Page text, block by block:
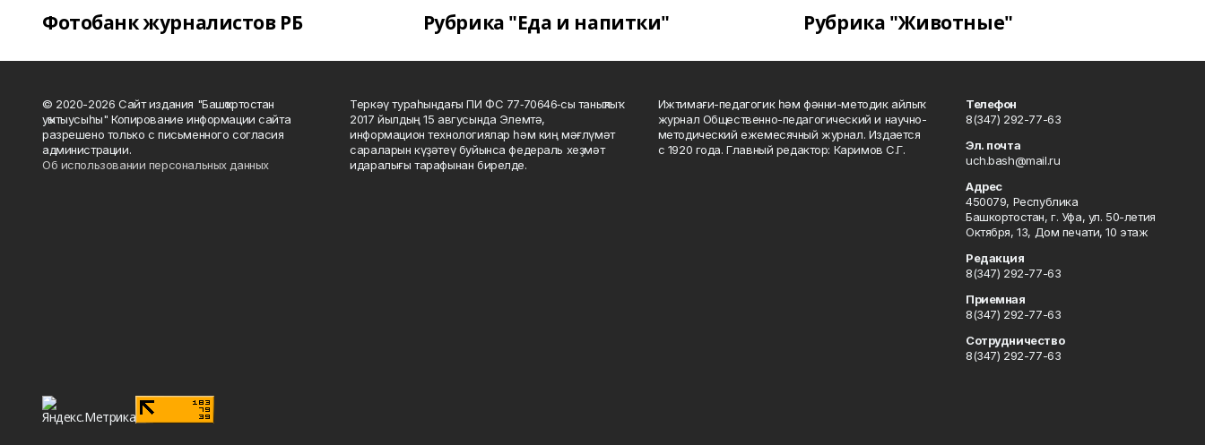
Фотобанк журналистов РБ Рубрика "Еда и напитки" Рубрика "Животные"
© 2020-2026 Сайт издания "Башҡортостан
уҡытыусыһы" Копирование информации сайта
разрешено только с письменного согласия
администрации.
Об использовании персональных данных
Теркәү тураһындағы ПИ ФС 77‑70646‑сы таныҡлыҡ
2017 йылдың 15 авгусында Элемтә,
информацион технологиялар һәм киң мәғлүмәт
сараларын күҙәтеү буйынса федераль хеҙмәт
идаралығы тарафынан бирелде.
Ижтимағи-педагогик һәм фәнни-методик айлыҡ
журнал Общественно-педагогический и научно-
методический ежемесячный журнал. Издается
с 1920 года. Главный редактор: Каримов С.Г.
Телефон
8(347) 292-77-63
Эл. почта
uch.bash@mail.ru
Адрес
450079, Республика
Башкортостан, г. Уфа, ул. 50-летия
Октября, 13, Дом печати, 10 этаж
Редакция
8(347) 292-77-63
Приемная
8(347) 292-77-63
Сотрудничество
8(347) 292-77-63